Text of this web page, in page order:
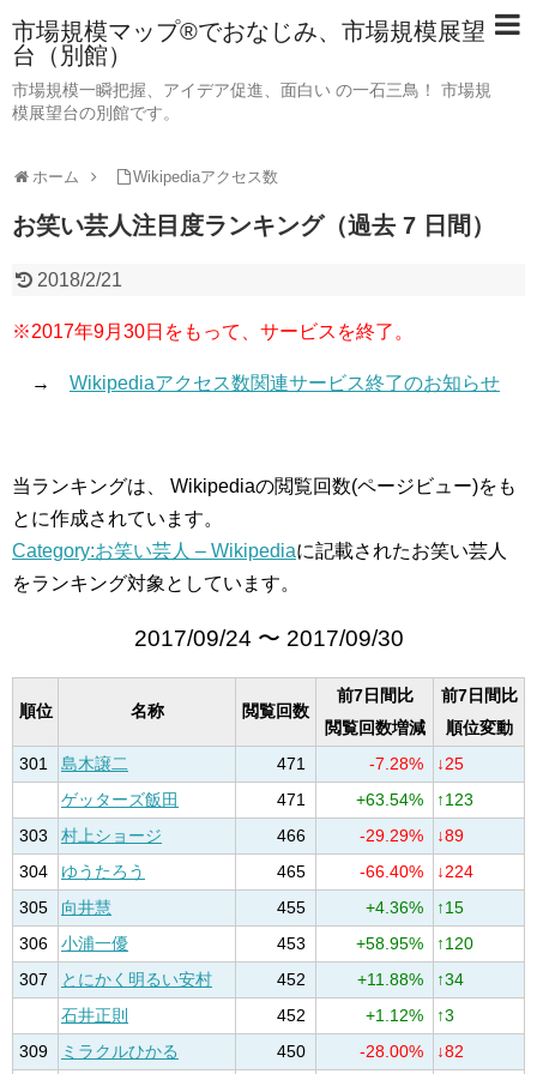
市場規模マップ®でおなじみ、市場規模展望
台（別館）
市場規模一瞬把握、アイデア促進、面白い の一石三鳥！ 市場規
模展望台の別館です。
ホーム Wikipediaアクセス数
お笑い芸人注目度ランキング（過去 7 日間）
2018/2/21
※2017年9月30日をもって、サービスを終了。
→ Wikipediaアクセス数関連サービス終了のお知らせ
当ランキングは、 Wikipediaの閲覧回数(ページビュー)をも
とに作成されています。
Category:お笑い芸人 – Wikipediaに記載されたお笑い芸人
をランキング対象としています。
2017/09/24 〜 2017/09/30
順位 名称 閲覧回数
前7日間比
閲覧回数増減
前7日間比
順位変動
301
島木譲二 471 -7.28%
↓25
ゲッターズ飯田
471 +63.54%
↑123
303
村上ショージ 466 -29.29%
↓89
304
ゆうたろう 465 -66.40%
↓224
305
向井慧 455 +4.36%
↑15
306
小浦一優 453 +58.95%
↑120
307
とにかく明るい安村 452 +11.88%
↑34
石井正則
452 +1.12%
↑3
309
ミラクルひかる 450 -28.00% ↓82